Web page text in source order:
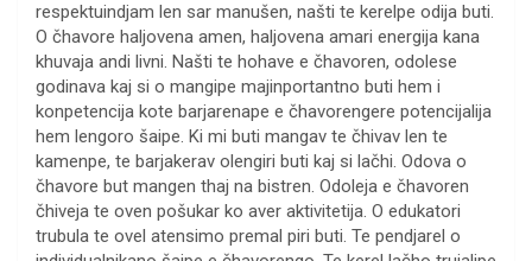
respektuindjam len sar manušen, našti te kerelpe odija buti.
O čhavore haljovena amen, haljovena amari energija kana
khuvaja andi livni. Našti te hohave e čhavoren, odolese
godinava kaj si o mangipe majinportantno buti hem i
konpetencija kote barjarenape e čhavorengere potencijalija
hem lengoro šaipe. Ki mi buti mangav te čhivav len te
kamenpe, te barjakerav olengiri buti kaj si lačhi. Odova o
čhavore but mangen thaj na bistren. Odoleja e čhavoren
čhiveja te oven pošukar ko aver aktivitetija. O edukatori
trubula te ovel atensimo premal piri buti. Te pendjarel o